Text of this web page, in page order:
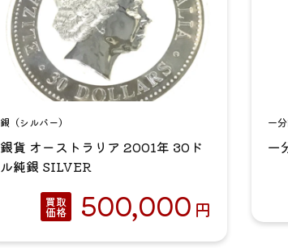
銀（シルバー）
銀貨 オーストラリア 2001年 30ド
ル純銀 SILVER
買取
価格 500,000 円
一
一